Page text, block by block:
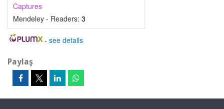
Captures
Mendeley - Readers: 3
- see details
Paylaş